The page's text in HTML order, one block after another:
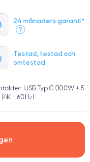
24 månaders garanti*
?
Testad, testad och
omtestad
USB Typ C (100W + 5
- 60Hz).